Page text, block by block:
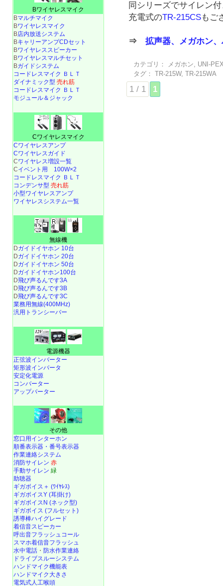
同シリーズでサイレン
充電式のTR-215CSもご
⇒拡声器、メガホン
カテゴリ： メガホン
UNI-
タグ：
TR-215W,TR-215WA
1 / 1 1
Bワイヤレスマイク
Bマルチマイク
Bワイヤレスマイク
B店内放送システム
BキャリーアンプCDセット
Bワイヤレススピーカー
Bワイヤレスマルチセット
Bガイドシステム
コードレスマイク ＢＬＴ
ダイナミック型 売れ筋
コードレスマイク ＢＬＴ
モジュール＆ジャック
Cワイヤレスマイク
Cワイヤレスアンプ
Cワイヤレスガイド
Cワイヤレス増設一覧
Cイベント用 100W×2
コードレスマイク ＢＬＴ
コンデンサ型 売れ筋
小型ワイヤレスアンプ
ワイヤレスシステム一覧
無線機
Dガイドイヤホン 10台
Dガイドイヤホン 20台
Dガイドイヤホン 50台
Dガイドイヤホン100台
D飛び声るんです3A
D飛び声るんです3B
D飛び声るんです3C
業務用無線(400MHz)
汎用トランシーバー
電源機器
正弦波インバーター
矩形波インバータ
安定化電源
コンバーター
アップバーター
その他
窓口用インターホン
順番表示器・番号表示器
作業連絡システム
消防サイレン 赤
手動サイレン 緑
助聴器
ギガボイス＋ (ﾜｲﾔﾚｽ)
ギガボイスY (耳掛け)
ギガボイスN (ネック型)
ギガボイス (フルセット)
誘導棒ハイグレード
着信音スピーカー
呼出音フラッシュコール
スマホ着信音フラッシュ
水中電話 ・ 防水作業連絡
ドライブスルーシステム
ハンドマイク機能表
ハンドマイク大きさ
電気式人工喉頭